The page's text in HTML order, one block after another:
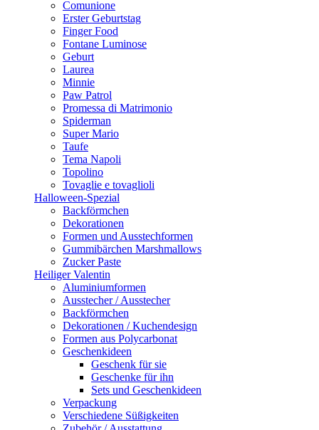
Comunione
Erster Geburtstag
Finger Food
Fontane Luminose
Geburt
Laurea
Minnie
Paw Patrol
Promessa di Matrimonio
Spiderman
Super Mario
Taufe
Tema Napoli
Topolino
Tovaglie e tovaglioli
Halloween-Spezial
Backförmchen
Dekorationen
Formen und Ausstechformen
Gummibärchen Marshmallows
Zucker Paste
Heiliger Valentin
Aluminiumformen
Ausstecher / Ausstecher
Backförmchen
Dekorationen / Kuchendesign
Formen aus Polycarbonat
Geschenkideen
Geschenk für sie
Geschenke für ihn
Sets und Geschenkideen
Verpackung
Verschiedene Süßigkeiten